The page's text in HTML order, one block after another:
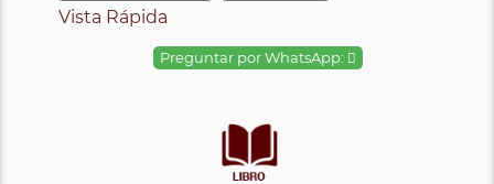
Vista Rápida
Preguntar por WhatsApp: